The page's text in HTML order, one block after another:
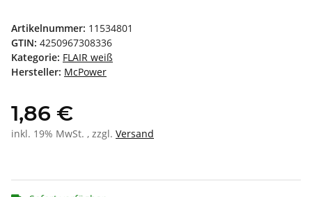
Artikelnummer: 11534801
GTIN: 4250967308336
Kategorie: FLAIR weiß
Hersteller: McPower
1,86 €
inkl. 19% MwSt. , zzgl. Versand